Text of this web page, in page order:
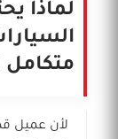
لماذا
متكامل
لأن عميل